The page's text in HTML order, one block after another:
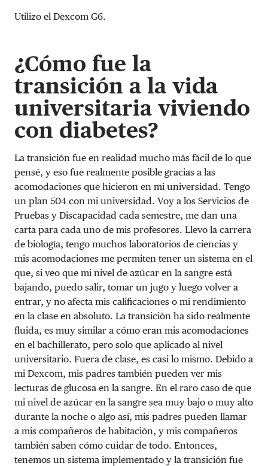
Utilizo el Dexcom G6.
¿Cómo fue la
transición a la vida
universitaria viviendo
con diabetes?
La transición fue en realidad mucho más fácil de lo que
pensé, y eso fue realmente posible gracias a las
acomodaciones que hicieron en mi universidad. Tengo
un plan 504 con mi universidad. Voy a los Servicios de
Pruebas y Discapacidad cada semestre, me dan una
carta para cada uno de mis profesores. Llevo la carrera
de biología, tengo muchos laboratorios de ciencias y
mis acomodaciones me permiten tener un sistema en el
que, si veo que mi nivel de azúcar en la sangre está
bajando, puedo salir, tomar un jugo y luego volver a
entrar, y no afecta mis calificaciones o mi rendimiento
en la clase en absoluto. La transición ha sido realmente
fluida, es muy similar a cómo eran mis acomodaciones
en el bachillerato, pero solo que aplicado al nivel
universitario. Fuera de clase, es casi lo mismo. Debido a
mi Dexcom, mis padres también pueden ver mis
lecturas de glucosa en la sangre. En el raro caso de que
mi nivel de azúcar en la sangre sea muy bajo o muy alto
durante la noche o algo así, mis padres pueden llamar
a mis compañeros de habitación, y mis compañeros
también saben cómo cuidar de todo. Entonces,
tenemos un sistema implementado y la transición fue